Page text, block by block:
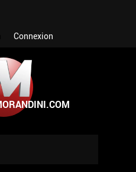
Connexion